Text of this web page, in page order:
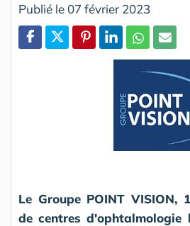
Publié le 07 février 2023
Le Groupe POINT VISION, 1
de centres d'ophtalmologie